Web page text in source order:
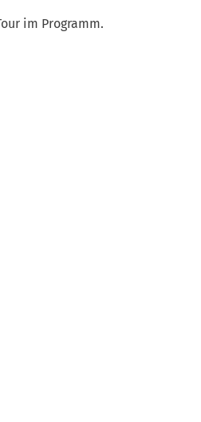
im Programm.